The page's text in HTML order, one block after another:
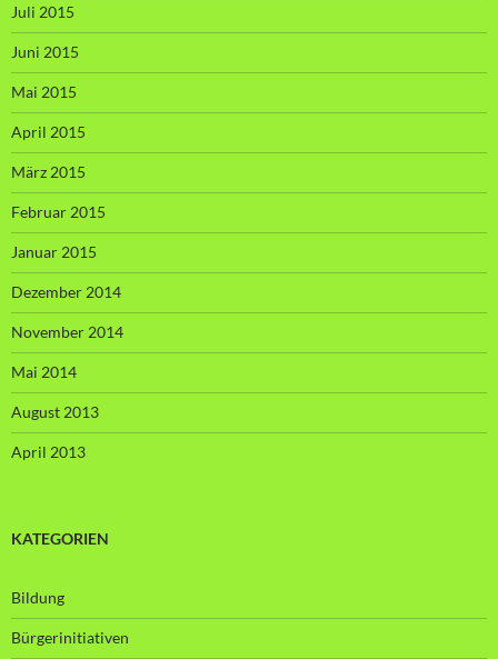
Juli 2015
Juni 2015
Mai 2015
April 2015
März 2015
Februar 2015
Januar 2015
Dezember 2014
November 2014
Mai 2014
August 2013
April 2013
KATEGORIEN
Bildung
Bürgerinitiativen